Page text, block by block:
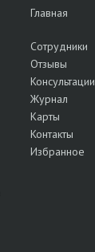
Главная
Сотрудники
Отзывы
Консультации
Журнал
Карты
Контакты
Избранное